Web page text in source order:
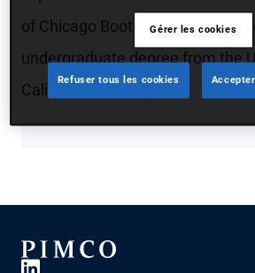
of Chicago Booth School of
undergraduate degree from the
California, Berkeley.
Gérer les cookies
Refuser tous les cookies